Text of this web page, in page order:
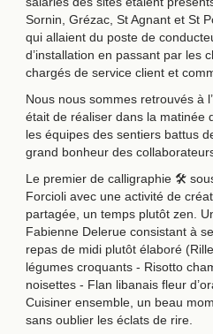
Sornin, Grézac, St Agnant et St
qui allaient du poste de
d’installation en passant par les
chargés de service client et
Nous nous sommes retrouvés à
était de réaliser dans la matinée
les équipes des sentiers battus
grand bonheur des
Le premier de calligraphie 🛠️
Forcioli avec une activité de
partagée, un temps plutôt zen.
Fabienne Delerue consistant à
repas de midi plutôt élaboré
légumes croquants - Risotto
noisettes - Flan libanais fleur
Cuisiner ensemble, un beau
sans oublier les éclats de rire.